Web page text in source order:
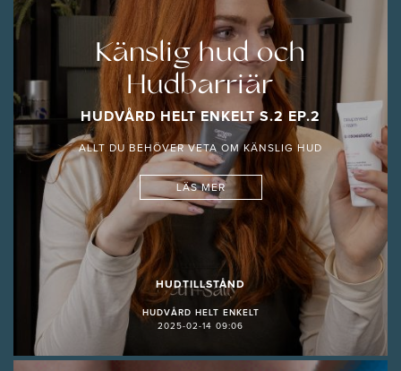
Känslig hud och
Hudbarriär
HUDVÅRD HELT ENKELT S.2 EP.2
ALLT DU BEHÖVER VETA OM KÄNSLIG HUD
LÄS MER
HUDTILLSTÅND
HUDVÅRD HELT ENKELT
2025-02-14 09:06